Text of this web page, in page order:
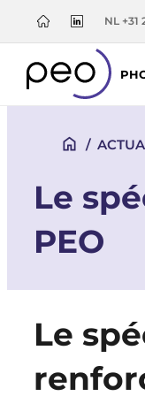
NL +31
/
Le
PEO
Le